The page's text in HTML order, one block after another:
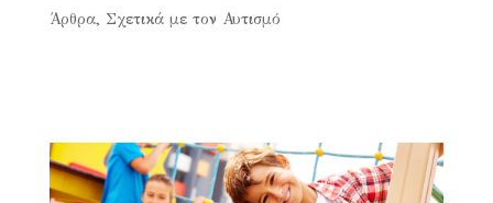
Άρθρα, Σχετικά με τον Αυτισμό